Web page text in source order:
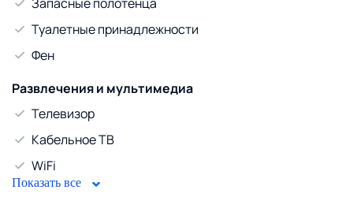
код.Хэштеги:#минскпосуточно #суткиминск
#квартиранасуткиминск #метрокунцевщина
#фрунзенскийрайон #командировкаминск
#отчетныедокументыминск #жильеминск
Туалетные принадлежности
Фен
Развлечения и мультимедиа
Телевизор
Кабельное ТВ
WiFi
Диван
Показать все